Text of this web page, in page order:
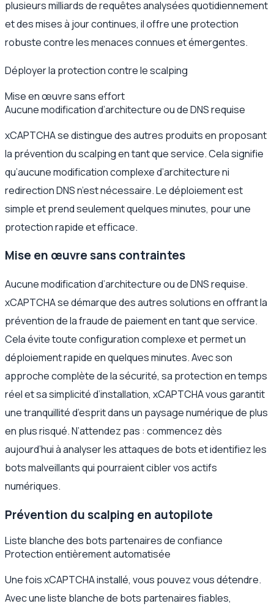
plusieurs milliards de requêtes analysées quotidiennement
et des mises à jour continues, il offre une protection
robuste contre les menaces connues et émergentes.
Déployer la protection contre le scalping
Mise en œuvre sans effort
Aucune modification d’architecture ou de DNS requise
xCAPTCHA se distingue des autres produits en proposant
la prévention du scalping en tant que service. Cela signifie
qu’aucune modification complexe d’architecture ni
redirection DNS n’est nécessaire. Le déploiement est
simple et prend seulement quelques minutes, pour une
protection rapide et efficace.
Mise en œuvre sans contraintes
Aucune modification d’architecture ou de DNS requise.
xCAPTCHA se démarque des autres solutions en offrant la
prévention de la fraude de paiement en tant que service.
Cela évite toute configuration complexe et permet un
déploiement rapide en quelques minutes. Avec son
approche complète de la sécurité, sa protection en temps
réel et sa simplicité d’installation, xCAPTCHA vous garantit
une tranquillité d’esprit dans un paysage numérique de plus
en plus risqué. N’attendez pas : commencez dès
aujourd’hui à analyser les attaques de bots et identifiez les
bots malveillants qui pourraient cibler vos actifs
numériques.
Prévention du scalping en autopilote
Liste blanche des bots partenaires de confiance
Protection entièrement automatisée
Une fois xCAPTCHA installé, vous pouvez vous détendre.
Avec une liste blanche de bots partenaires fiables,